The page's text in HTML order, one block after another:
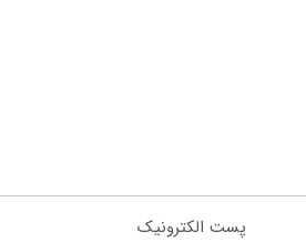
پست الکترونیک